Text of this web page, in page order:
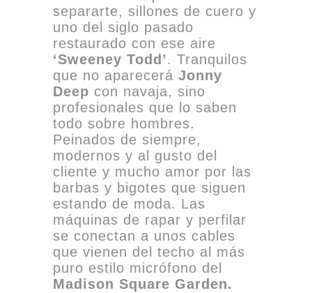
separarte, sillones de cuero y
uno del siglo pasado
restaurado con ese aire
‘Sweeney Todd’. Tranquilos
que no aparecerá Jonny
Deep con navaja, sino
profesionales que lo saben
todo sobre hombres.
Peinados de siempre,
modernos y al gusto del
cliente y mucho amor por las
barbas y bigotes que siguen
estando de moda. Las
máquinas de rapar y perfilar
se conectan a unos cables
que vienen del techo al más
puro estilo micrófono del
Madison Square Garden.